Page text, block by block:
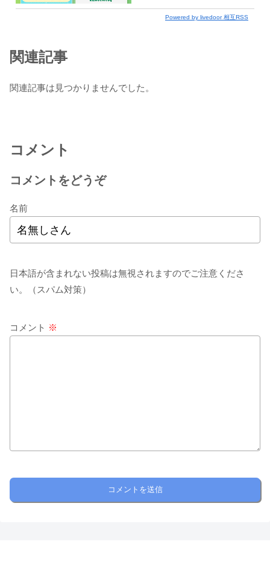
Powered by livedoor 相互RSS
関連記事
関連記事は見つかりませんでした。
コメント
コメントをどうぞ
コメント ※
名前
日本語が含まれない投稿は無視されますのでご注意くださ
い。（スパム対策）